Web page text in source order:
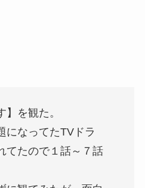
】を観た。
になってたTVドラ
てたので１話～７話